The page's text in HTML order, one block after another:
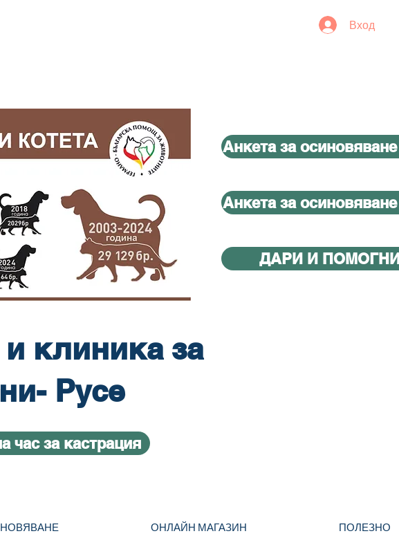
Вход
Анкета за
Анкета за
ДАРИ И
клиника за
Русе
час за кастрация
ОНЛАЙН МАГАЗИН ПОЛЕЗНО